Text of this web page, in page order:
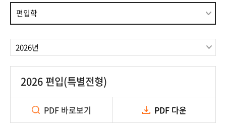
편입학
2026 편입(특별전형)
PDF 바로보기 PDF 다운